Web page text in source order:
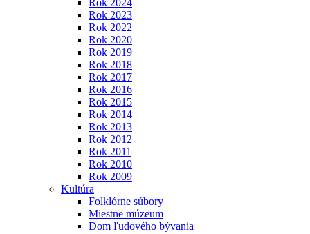
Rok 2024
Rok 2023
Rok 2022
Rok 2020
Rok 2019
Rok 2018
Rok 2017
Rok 2016
Rok 2015
Rok 2014
Rok 2013
Rok 2012
Rok 2011
Rok 2010
Rok 2009
Kultúra
Folklórne súbory
Miestne múzeum
Dom ľudového bývania